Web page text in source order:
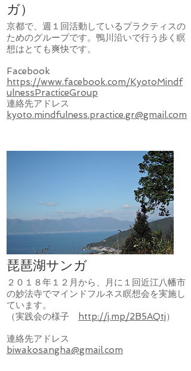
ガ）
京都で、週１回活動しているプラクティスの
ためのグループです。鴨川沿いで行う歩く瞑
想はとても爽快です。
Facebook
https://www.facebook.com/KyotoMindf
ulnessPracticeGroup
連絡先アドレス
kyoto.mindfulness.practice.gr@gmail.com
琵琶湖サンガ
２０１８年１２月から、月に１回近江八幡市
の妙法寺でマインドフルネス瞑想会を実施し
ています。
​（実践会の様子
http://j.mp/2B5AQtj）
連絡先アドレス
biwakosangha@gmail.com